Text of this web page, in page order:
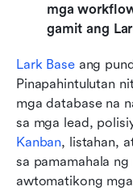
mga
gamit ang
Lark Base ang
Pinapahintulutan
mga database na
Kanban, listahan,
sa pamamahala
awtomatikong